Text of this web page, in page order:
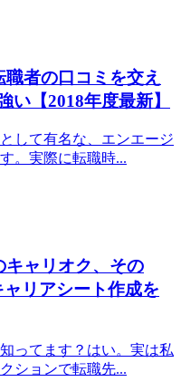
者の口コミを交え
い【2018年度最新】
して有名な、エンエージ
。実際に転職時...
キャリオク、その
リアシート作成を
ってます？はい。実は私
ションで転職先...